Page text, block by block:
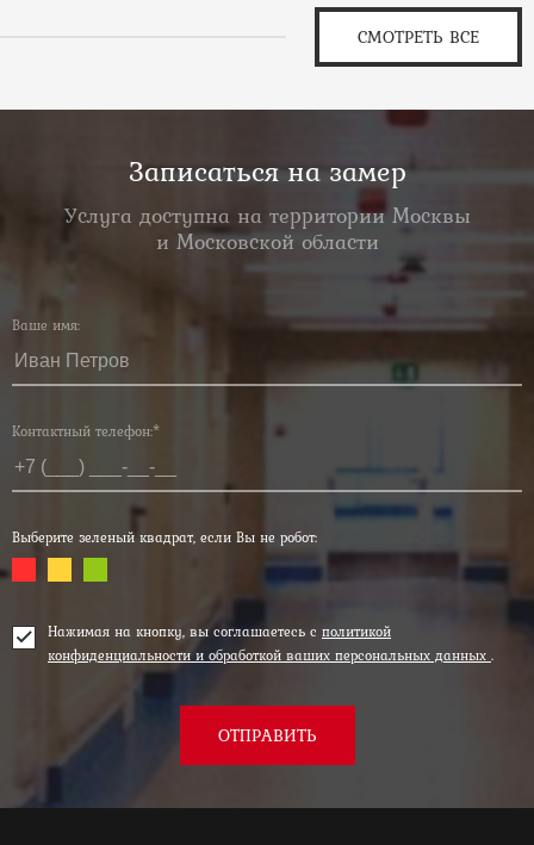
СМОТРЕТЬ ВСЕ
Записаться на замер
Услуга доступна на территории Москвы
и Московской области
Ваше имя:
Контактный телефон:*
Выберите зеленый квадрат, если Вы не робот:
Нажимая на кнопку, вы соглашаетесь с политикой
конфиденциальности и обработкой ваших персональных данных .
ОТПРАВИТЬ